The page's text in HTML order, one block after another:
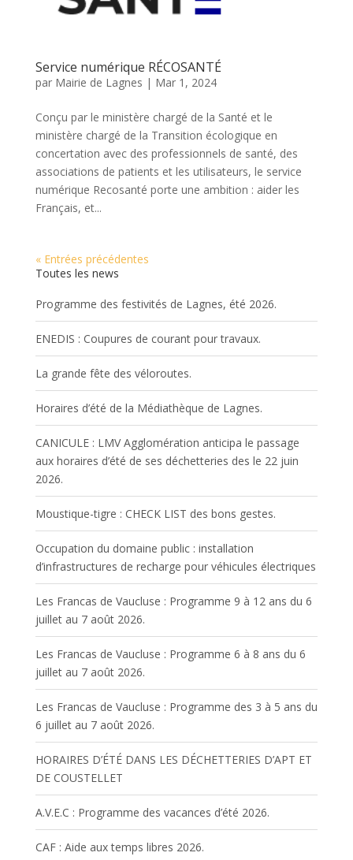
Service numérique RÉCOSANTÉ
par Mairie de Lagnes | Mar 1, 2024
Conçu par le ministère chargé de la Santé et le
ministère chargé de la Transition écologique en
concertation avec des professionnels de santé, des
associations de patients et les utilisateurs, le service
numérique Recosanté porte une ambition : aider les
Français, et...
« Entrées précédentes
Toutes les news
Programme des festivités de Lagnes, été 2026.
ENEDIS : Coupures de courant pour travaux.
La grande fête des véloroutes.
Horaires d’été de la Médiathèque de Lagnes.
CANICULE : LMV Agglomération anticipa le passage
aux horaires d’été de ses déchetteries des le 22 juin
2026.
Moustique-tigre : CHECK LIST des bons gestes.
Occupation du domaine public : installation
d’infrastructures de recharge pour véhicules électriques
Les Francas de Vaucluse : Programme 9 à 12 ans du 6
juillet au 7 août 2026.
Les Francas de Vaucluse : Programme 6 à 8 ans du 6
juillet au 7 août 2026.
Les Francas de Vaucluse : Programme des 3 à 5 ans du
6 juillet au 7 août 2026.
HORAIRES D’ÉTÉ DANS LES DÉCHETTERIES D’APT ET
DE COUSTELLET
A.V.E.C : Programme des vacances d’été 2026.
CAF : Aide aux temps libres 2026.